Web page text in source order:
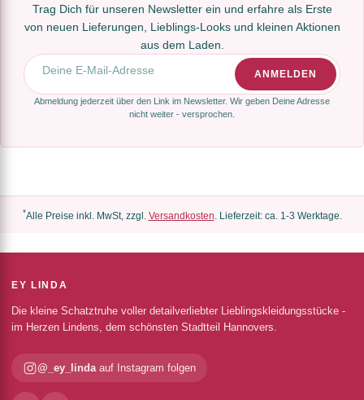
Trag Dich für unseren Newsletter ein und erfahre als Erste
von neuen Lieferungen, Lieblings-Looks und kleinen Aktionen
aus dem Laden.
E-Mail-Adresse
ANMELDEN
Abmeldung jederzeit über den Link im Newsletter. Wir geben Deine Adresse
nicht weiter - versprochen.
*Alle Preise inkl. MwSt, zzgl. Versandkosten. Lieferzeit: ca. 1-3 Werktage.
EY LINDA
Die kleine Schatztruhe voller detailverliebter Lieblingskleidungsstücke -
im Herzen Lindens, dem schönsten Stadtteil Hannovers.
@_ey_lindaauf Instagram folgen